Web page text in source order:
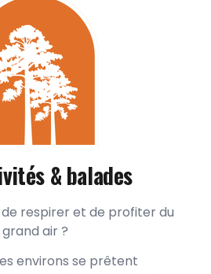
& balades
de respirer et de profiter du
grand air ?
environs se prêtent